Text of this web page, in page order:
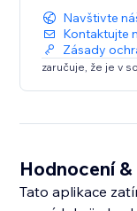
Navštivte
Kontaktujte
Zásady
zaručuje, že je v
Hodnocení &
Tato aplikace